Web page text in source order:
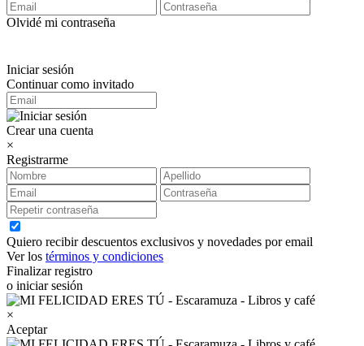
Olvidé mi contraseña
Iniciar sesión
Continuar como invitado
Crear una cuenta
×
Registrarme
Quiero recibir descuentos exclusivos y novedades por email
Ver los términos y condiciones
Finalizar registro
o iniciar sesión
×
Aceptar